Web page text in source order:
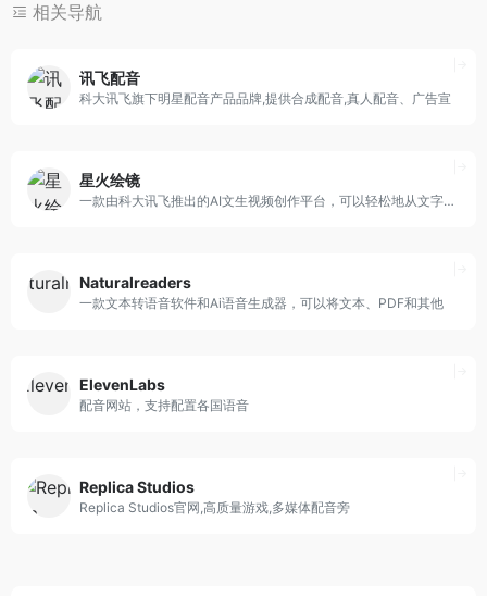
相关导航
讯飞配音
科大讯飞旗下明星配音产品品牌,提供合成配音,真人配音、广告宣
星火绘镜
一款由科大讯飞推出的AI文生视频创作平台，可以轻松地从文字描
Naturalreaders
一款文本转语音软件和Ai语音生成器，可以将文本、PDF和其他
ElevenLabs
配音网站，支持配置各国语音
Replica Studios
Replica Studios官网,高质量游戏,多媒体配音旁